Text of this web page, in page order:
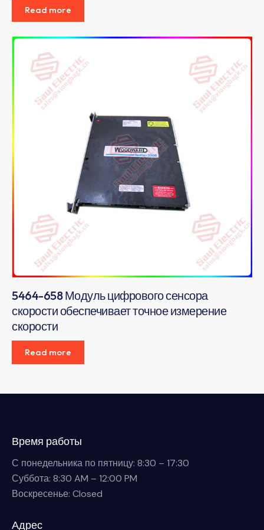
Read more
5464-658 Модуль цифрового сенсора
скорости обеспечивает точное измерение
скорости
Read more
Время работы
С понедельника по пятницу: 8:30 – 17:30
Суббота: 8:30 AM – 12:00 PM
Воскресенье: Closed
Адрес